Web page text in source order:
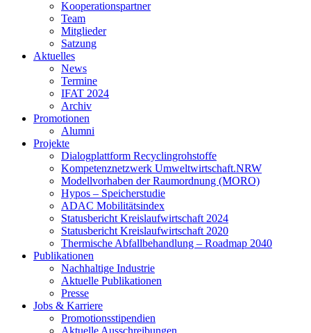
Kooperationspartner
Team
Mitglieder
Satzung
Aktuelles
News
Termine
IFAT 2024
Archiv
Promotionen
Alumni
Projekte
Dialogplattform Recyclingrohstoffe
Kompetenznetzwerk Umweltwirtschaft.NRW
Modellvorhaben der Raumordnung (MORO)
Hypos – Speicherstudie
ADAC Mobilitätsindex
Statusbericht Kreislaufwirtschaft 2024
Statusbericht Kreislaufwirtschaft 2020
Thermische Abfallbehandlung – Roadmap 2040
Publikationen
Nachhaltige Industrie
Aktuelle Publikationen
Presse
Jobs & Karriere
Promotionsstipendien
Aktuelle Ausschreibungen